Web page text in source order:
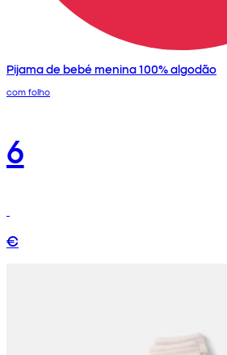
Pijama de bebé menina 100% algodão
com folho
6
€